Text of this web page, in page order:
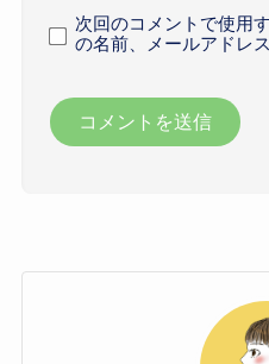
次回のコメントで使用
の名前、メールアドレ